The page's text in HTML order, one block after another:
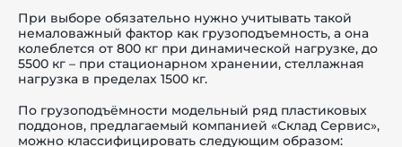
При выборе обязательно нужно учитывать такой
немаловажный фактор как грузоподъемность, а она
колеблется от 800 кг при динамической нагрузке, до
5500 кг – при стационарном хранении, стеллажная
нагрузка в пределах 1500 кг.
По грузоподъёмности модельный ряд пластиковых
поддонов, предлагаемый компанией «Склад Сервис»,
можно классифицировать следующим образом: